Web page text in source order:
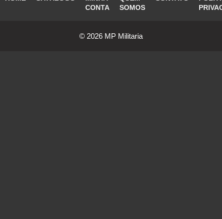
CONTA
SOMOS
© 2026 MP Militaria